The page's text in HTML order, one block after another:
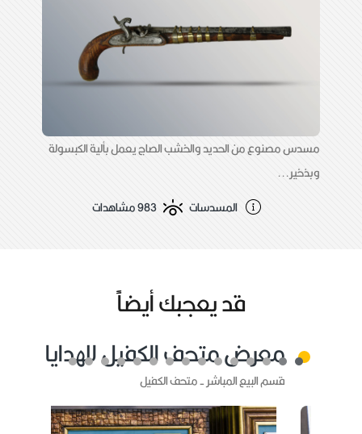
مسدس مصنوع من الحديد والخشب الصاج يعمل بألية الكبسولة
وبذخير...
المسدسات
983 مشاهدات
قد يعجبك أيضاًً
معرض متحف الكفيل للهدايا
قسم البيع المباشر - متحف الكفيل